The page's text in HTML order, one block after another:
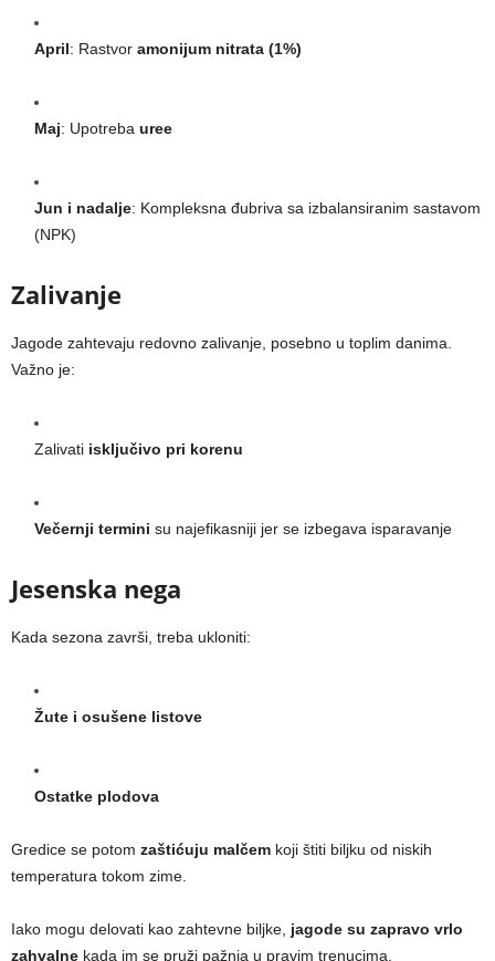
April: Rastvor amonijum nitrata (1%)
Maj: Upotreba uree
Jun i nadalje: Kompleksna đubriva sa izbalansiranim sastavom
(NPK)
Zalivanje
Jagode zahtevaju redovno zalivanje, posebno u toplim danima.
Važno je:
Zalivati isključivo pri korenu
Večernji termini su najefikasniji jer se izbegava isparavanje
Jesenska nega
Kada sezona završi, treba ukloniti:
Žute i osušene listove
Ostatke plodova
Gredice se potom zaštićuju malčem koji štiti biljku od niskih
temperatura tokom zime.
Iako mogu delovati kao zahtevne biljke, jagode su zapravo vrlo
zahvalne kada im se pruži pažnja u pravim trenucima.